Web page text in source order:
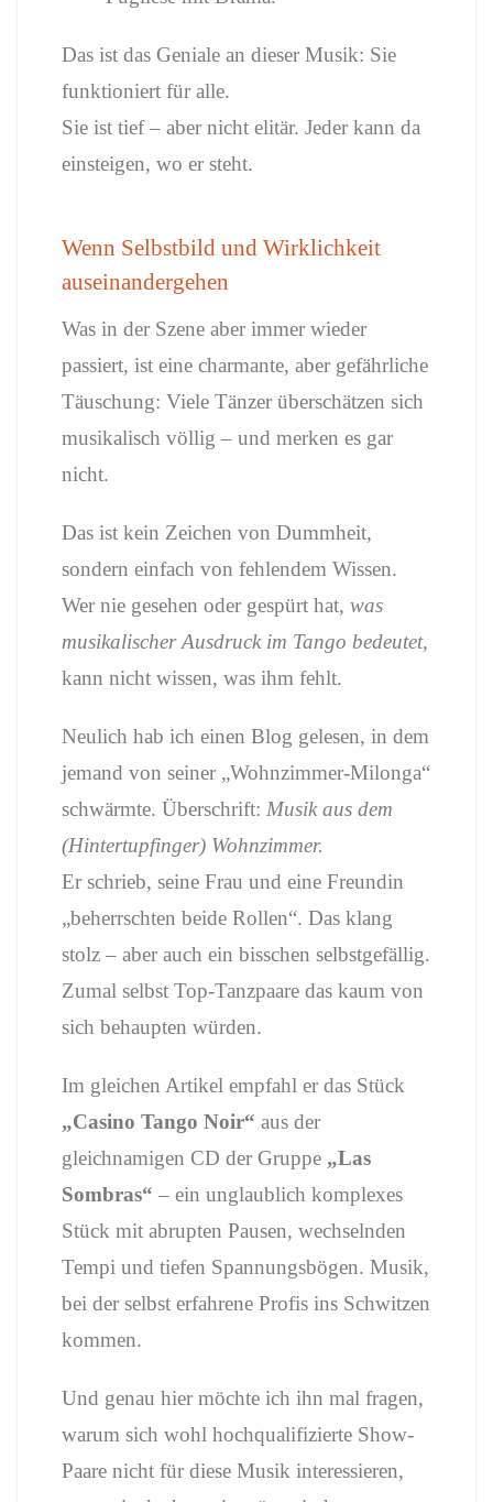
Das ist das Geniale an dieser Musik: Sie
funktioniert für alle.
Sie ist tief – aber nicht elitär. Jeder kann da
einsteigen, wo er steht.
Wenn Selbstbild und Wirklichkeit
auseinandergehen
Was in der Szene aber immer wieder
passiert, ist eine charmante, aber gefährliche
Täuschung: Viele Tänzer überschätzen sich
musikalisch völlig – und merken es gar
nicht.
Das ist kein Zeichen von Dummheit,
sondern einfach von fehlendem Wissen.
Wer nie gesehen oder gespürt hat, was
musikalischer Ausdruck im Tango bedeutet,
kann nicht wissen, was ihm fehlt.
Neulich hab ich einen Blog gelesen, in dem
jemand von seiner „Wohnzimmer-Milonga“
schwärmte. Überschrift: Musik aus dem
(Hintertupfinger) Wohnzimmer.
Er schrieb, seine Frau und eine Freundin
„beherrschten beide Rollen“. Das klang
stolz – aber auch ein bisschen selbstgefällig.
Zumal selbst Top-Tanzpaare das kaum von
sich behaupten würden.
Im gleichen Artikel empfahl er das Stück
„Casino Tango Noir“ aus der
gleichnamigen CD der Gruppe „Las
Sombras“ – ein unglaublich komplexes
Stück mit abrupten Pausen, wechselnden
Tempi und tiefen Spannungsbögen. Musik,
bei der selbst erfahrene Profis ins Schwitzen
kommen.
Und genau hier möchte ich ihn mal fragen,
warum sich wohl hochqualifizierte Show-
Paare nicht für diese Musik interessieren,